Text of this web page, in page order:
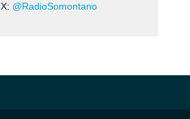
X: @RadioSomontano